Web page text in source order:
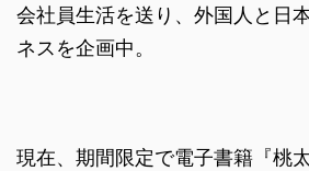
会社員生活を送り、外国人と日
ネスを企画中。
現在、期間限定で電子書籍『桃